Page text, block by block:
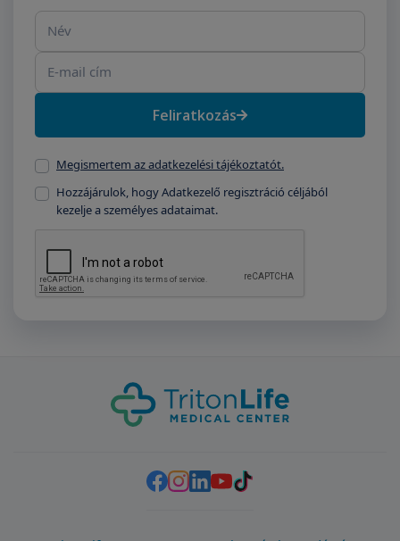
Feliratkozás
Megismertem az adatkezelési tájékoztatót.
Hozzájárulok, hogy Adatkezelő regisztráció céljából
kezelje a személyes adataimat.